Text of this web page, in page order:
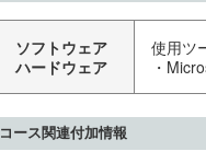
ソフトウェア
ハードウェア
使用ツ
・
コース関連付加情報